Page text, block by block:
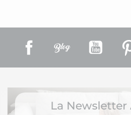
Facebook
La